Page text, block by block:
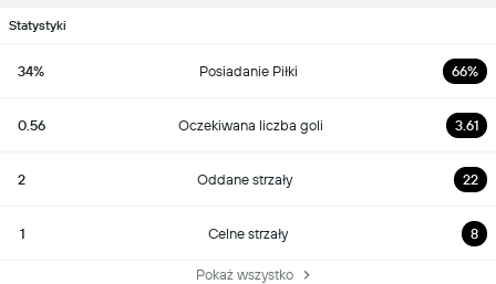
Statystyki
34% Posiadanie Piłki 66%
0.56 Oczekiwana liczba goli 3.61
2 Oddane strzały 22
1 Celne strzały 8
Pokaż wszystko